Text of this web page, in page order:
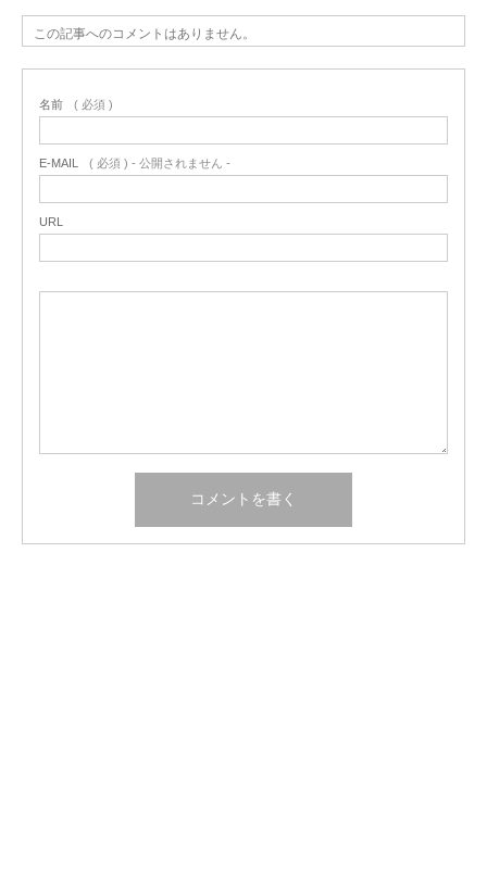
この記事へのコメントはありません。
名前 ( 必須 )
E-MAIL ( 必須 ) - 公開されません -
URL